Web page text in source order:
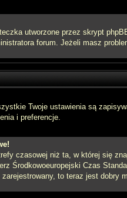
utworzone przez skrypt
forum. Jeżeli masz
Twoje ustawienia są
i preferencje.
czasowej niż ta, w której się
Środkowoeuropejski Czas
to teraz jest dobry